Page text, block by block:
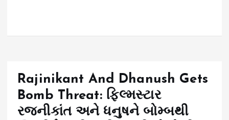
Rajinikant And Dhanush Gets
Bomb Threat: ફિલ્મસ્ટાર
રજનીકાંત અને ધનુષને બોમ્બથી